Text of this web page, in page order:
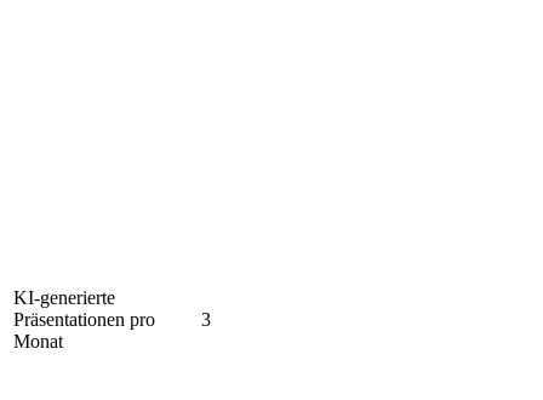
KI-generierte
Präsentationen pro
Monat
3